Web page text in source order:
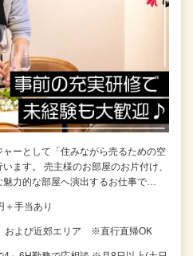
ャーとして「住みながら売るための空
ます。 売主様のお部屋のお片付け、
力的な部屋へ演出するお仕事で…
＋手当あり
および近郊エリア ※直行直帰OK